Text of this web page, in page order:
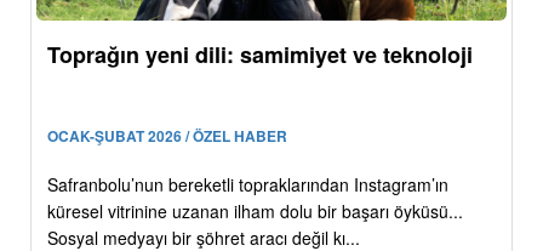
Toprağın yeni dili: samimiyet ve teknoloji
OCAK-ŞUBAT 2026 / ÖZEL HABER
Safranbolu’nun bereketli topraklarından Instagram’ın
küresel vitrinine uzanan ilham dolu bir başarı öyküsü...
Sosyal medyayı bir şöhret aracı değil kı...